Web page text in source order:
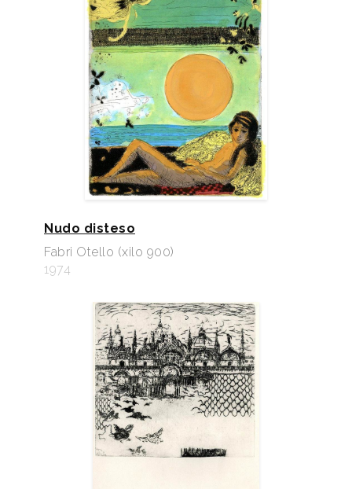
Nudo disteso
Fabri Otello (xilo 900)
1974